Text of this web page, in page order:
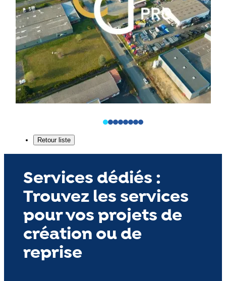
Services dédiés :
Trouvez les services
pour vos projets de
création ou de
reprise